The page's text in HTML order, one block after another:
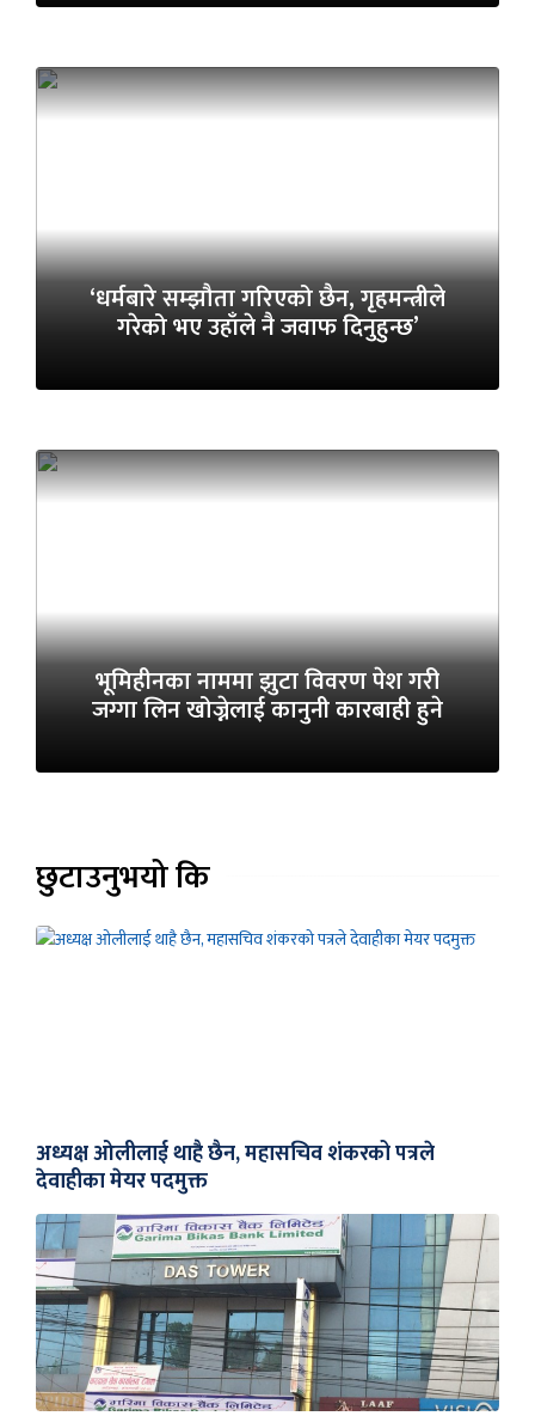
‘धर्मबारे सम्झौता गरिएको छैन, गृहमन्त्रीले
गरेको भए उहाँले नै जवाफ दिनुहुन्छ’
भूमिहीनका नाममा झुटा विवरण पेश गरी
जग्गा लिन खोज्नेलाई कानुनी कारबाही हुने
छुटाउनुभयो कि
अध्यक्ष ओलीलाई थाहै छैन, महासचिव शंकरको पत्रले
देवाहीका मेयर पदमुक्त